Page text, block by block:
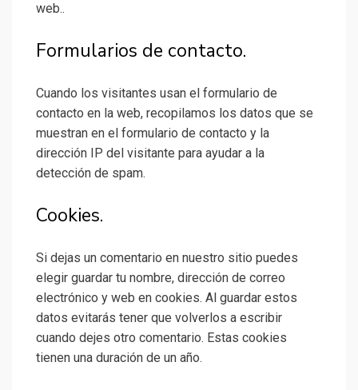
web..
Formularios de contacto.
Cuando los visitantes usan el formulario de
contacto en la web, recopilamos los datos que se
muestran en el formulario de contacto y la
dirección IP del visitante para ayudar a la
detección de spam.
Cookies.
Si dejas un comentario en nuestro sitio puedes
elegir guardar tu nombre, dirección de correo
electrónico y web en cookies. Al guardar estos
datos evitarás tener que volverlos a escribir
cuando dejes otro comentario. Estas cookies
tienen una duración de un año.